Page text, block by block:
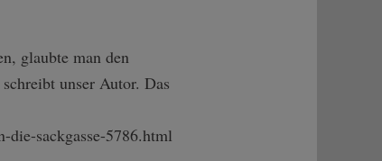
glaubte man den
unser Autor. Das
sackgasse-57­86.html